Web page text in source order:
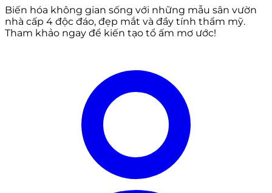
Biến hóa không gian sống với những mẫu sân vườn
nhà cấp 4 độc đáo, đẹp mắt và đầy tính thẩm mỹ.
Tham khảo ngay để kiến tạo tổ ấm mơ ước!